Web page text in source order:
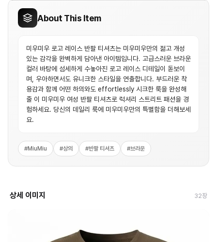
About This Item
미우미우 로고 레이스 반팔 티셔츠는 미우미우만의 젊고 개성
있는 감각을 완벽하게 담아낸 아이템입니다. 고급스러운 브라운
컬러 바탕에 섬세하게 수놓아진 로고 레이스 디테일이 돋보이
며, 우아하면서도 유니크한 스타일을 연출합니다. 부드러운 착
용감과 함께 어떤 하의와도 effortlessly 시크한 룩을 완성해
줄 이 미우미우 여성 반팔 티셔츠로 럭셔리 스트리트 패션을 경
험하세요. 당신의 데일리 룩에 미우미우만의 특별함을 더해보세
요.
#MiuMiu #상의 #반팔 티셔츠 #브라운
상세 이미지 32장